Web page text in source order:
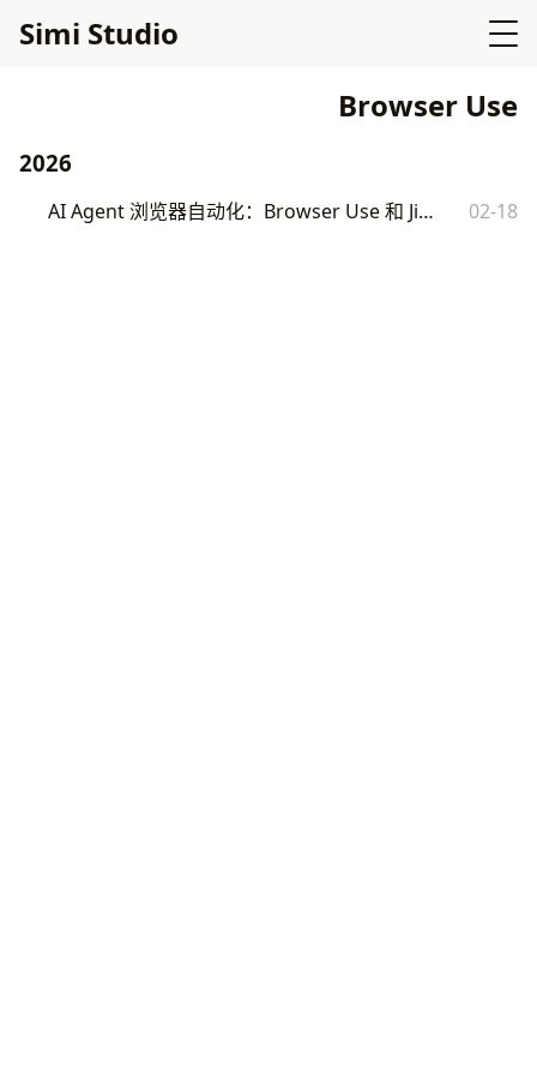
Simi Studio
Browser Use
2026
AI Agent 浏览器自动化：Browser Use 和 Jina AI 的真实对比 02-18